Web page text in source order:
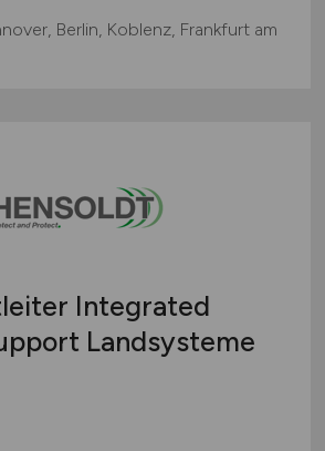
Berlin, Koblenz, Frankfurt am
Integrated
Landsysteme